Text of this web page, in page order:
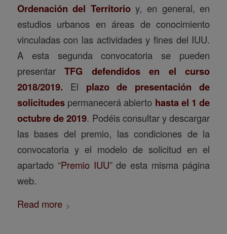
Ordenación del Territorioy, en general, en
estudios urbanos en áreas de conocimiento
vinculadas con las actividades y fines del IUU.
A esta segunda convocatoria se pueden
presentarTFG defendidos en el curso
2018/2019. El plazo de presentación de
solicitudespermanecerá abierto hasta el 1 de
octubre de 2019. Podéis consultar y descargar
las bases del premio, las condiciones de la
convocatoria y el modelo de solicitud en el
apartado “Premio IUU” de esta misma página
web.
Read more